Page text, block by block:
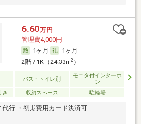
6.60万円
管理費4,000円
1ヶ月
1ヶ月
2階 / 1K（24.33m2）
バス・トイレ別
モニタ付インターホ
ン
き
収納スペース 駐輪場
代行 ・初期費用カード決済可